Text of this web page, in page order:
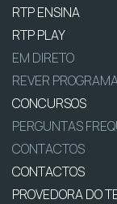
RTP ENSINA
RTP PLAY
EM DIRETO
REVER
CONCURSOS
PERGUNTAS
CONTACTOS
CONTACTOS
PROVEDORA DO